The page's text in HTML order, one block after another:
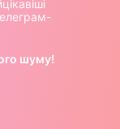
шуму!